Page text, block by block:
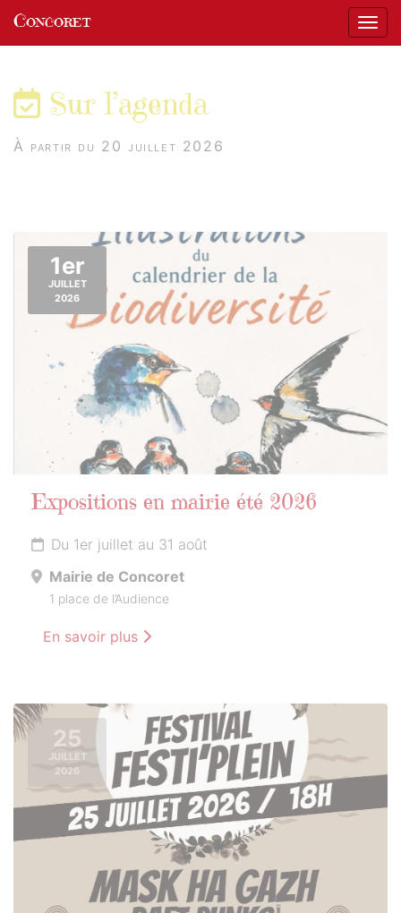
Concoret
Sur l’agenda
À partir du 20 juillet 2026
1er
JUILLET
2026
Expositions en mairie été 2026
Du 1er juillet au 31 août
Mairie de Concoret
1 place de l’Audience
En savoir plus
25
JUILLET
2026
Panneau de gestion des cookies